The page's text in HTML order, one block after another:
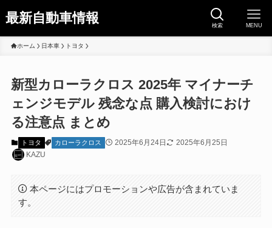
最新自動車情報 検索 MENU
ホーム 日本車 トヨタ
新型カローラクロス 2025年 マイナーチ
ェンジモデル 残念な点 購入検討におけ
る注意点 まとめ
トヨタ カローラクロス 2025年6月24日
2025年6月25日
KAZU
本ページにはプロモーションや広告が含まれていま
す。